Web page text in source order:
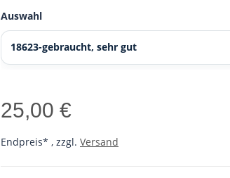
Auswahl
18623-gebraucht, sehr gut
25,00 €
Endpreis* , zzgl. Versand